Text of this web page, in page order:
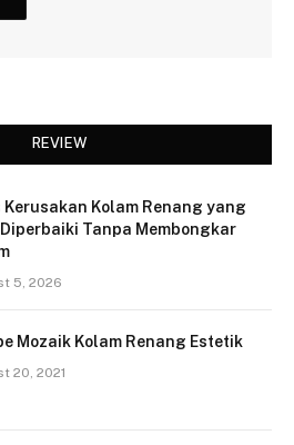
REVIEW
Kerusakan Kolam Renang yang
Tanpa Membongkar
5, 2026
Mozaik Kolam Renang Estetik
20, 2021